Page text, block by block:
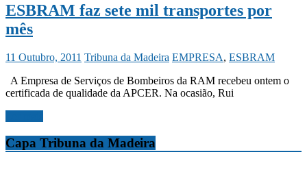
ESBRAM faz sete mil transportes por
mês
11 Outubro, 2011 Tribuna da Madeira EMPRESA, ESBRAM
A Empresa de Serviços de Bombeiros da RAM recebeu ontem o
certificada de qualidade da APCER. Na ocasião, Rui
Capa Tribuna da Madeira